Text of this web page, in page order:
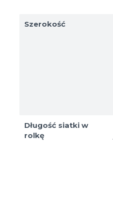
Szerokość
Długość siatki w
rolkę